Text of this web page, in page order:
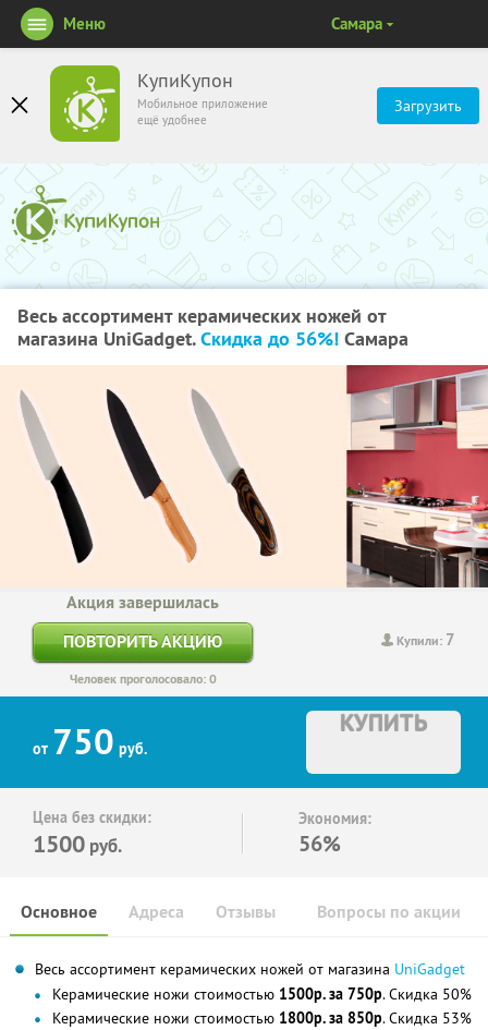
КупиКупон
Мобильное приложение
ещё удобнее
Загрузить
Меню Самара
Весь ассортимент керамических ножей от
магазина UniGadget.Скидка до 56%! Самара
Купили: 7
Акция завершилась
ПОВТОРИТЬ АКЦИЮ
Человек проголосовало: 0
от 750 руб.
КУПИТЬ
Цена без скидки:
1500 руб.
Экономия:
56%
Основное Отзывы Вопросы по акции
Адреса
Весь ассортимент керамических ножей от магазина UniGadget
Керамические ножи стоимостью 1500р. за 750р. Скидка 50%
Керамические ножи стоимостью 1800р. за 850р. Скидка 53%